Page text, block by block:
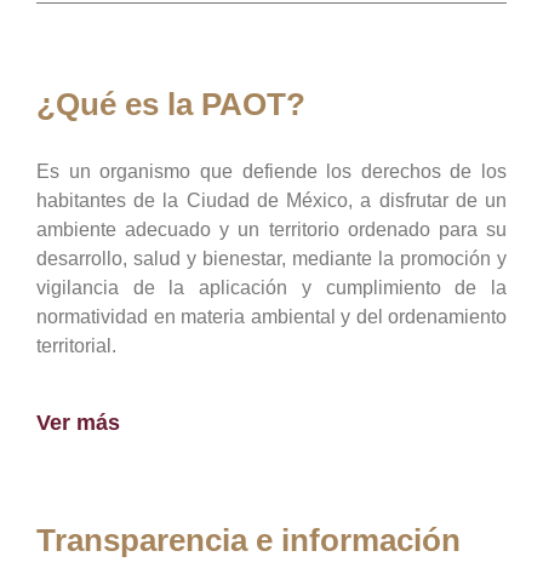
¿Qué es la PAOT?
Es un organismo que defiende los derechos de los
habitantes de la Ciudad de México, a disfrutar de un
ambiente adecuado y un territorio ordenado para su
desarrollo, salud y bienestar, mediante la promoción y
vigilancia de la aplicación y cumplimiento de la
normatividad en materia ambiental y del ordenamiento
territorial.
Ver más
Transparencia e información